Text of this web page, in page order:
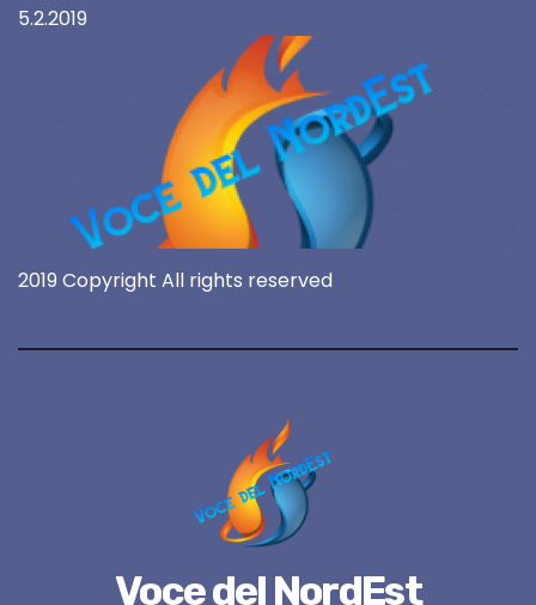
5.2.2019
2019 Copyright All rights reserved
Voce del NordEst